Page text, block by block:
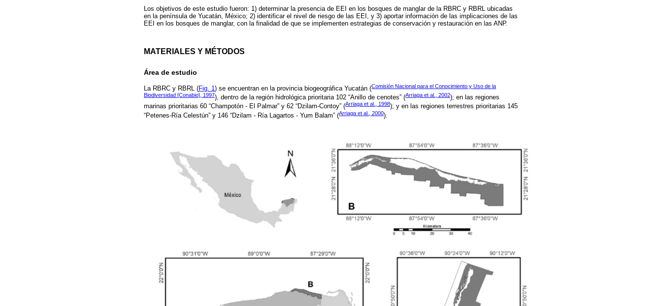
Los objetivos de este estudio fueron: 1) determinar la presencia de EEI en los bosques de manglar de la RBRC y RBRL ubicadas
en la península de Yucatán, México; 2) identificar el nivel de riesgo de las EEI, y 3) aportar información de las implicaciones de las
EEI en los bosques de manglar, con la finalidad de que se implementen estrategias de conservación y restauración en las ANP.
MATERIALES Y MÉTODOS
Área de estudio
La RBRC y RBRL (Fig. 1 ) se encuentran en la provincia biogeográfica Yucatán (Comisión Nacional para el Conocimiento y Uso de la
Biodiversidad [Conabio], 1997), dentro de la región hidrológica prioritaria 102 “Anillo de cenotes” (Arriaga et al., 2002); en las regiones
marinas prioritarias 60 “Champotón - El Palmar” y 62 “Dzilam-Contoy” (Arriaga et al., 1998); y en las regiones terrestres prioritarias 145
“Petenes-Ría Celestún” y 146 “Dzilam - Ría Lagartos - Yum Balam” (Arriaga et al., 2000).